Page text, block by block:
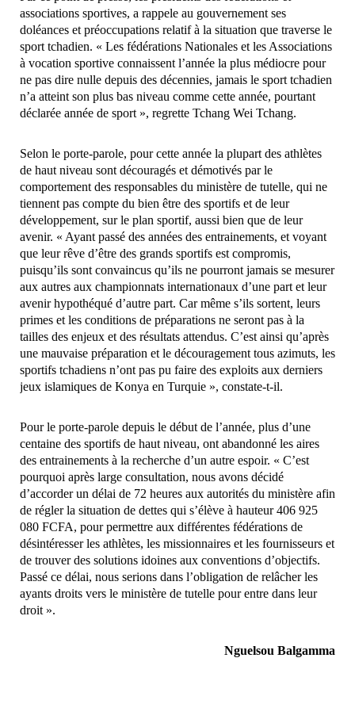
associations sportives, a rappele au gouvernement ses
doléances et préoccupations relatif à la situation que traverse le
sport tchadien. « Les fédérations Nationales et les Associations
à vocation sportive connaissent l’année la plus médiocre pour
ne pas dire nulle depuis des décennies, jamais le sport tchadien
n’a atteint son plus bas niveau comme cette année, pourtant
déclarée année de sport », regrette Tchang Wei Tchang.
Selon le porte-parole, pour cette année la plupart des athlètes
de haut niveau sont découragés et démotivés par le
comportement des responsables du ministère de tutelle, qui ne
tiennent pas compte du bien être des sportifs et de leur
développement, sur le plan sportif, aussi bien que de leur
avenir. « Ayant passé des années des entrainements, et voyant
que leur rêve d’être des grands sportifs est compromis,
puisqu’ils sont convaincus qu’ils ne pourront jamais se mesurer
aux autres aux championnats internationaux d’une part et leur
avenir hypothéqué d’autre part. Car même s’ils sortent, leurs
primes et les conditions de préparations ne seront pas à la
tailles des enjeux et des résultats attendus. C’est ainsi qu’après
une mauvaise préparation et le découragement tous azimuts, les
sportifs tchadiens n’ont pas pu faire des exploits aux derniers
jeux islamiques de Konya en Turquie », constate-t-il.
Pour le porte-parole depuis le début de l’année, plus d’une
centaine des sportifs de haut niveau, ont abandonné les aires
des entrainements à la recherche d’un autre espoir. « C’est
pourquoi après large consultation, nous avons décidé
d’accorder un délai de 72 heures aux autorités du ministère afin
de régler la situation de dettes qui s’élève à hauteur 406 925
080 FCFA, pour permettre aux différentes fédérations de
désintéresser les athlètes, les missionnaires et les fournisseurs et
de trouver des solutions idoines aux conventions d’objectifs.
Passé ce délai, nous serions dans l’obligation de relâcher les
ayants droits vers le ministère de tutelle pour entre dans leur
droit ».
Nguelsou Balgamma